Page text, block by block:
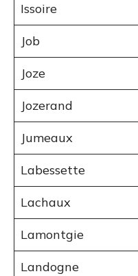
Issoire
Job
Joze
Jozerand
Jumeaux
Labessette
Lachaux
Lamontgie
Landogne